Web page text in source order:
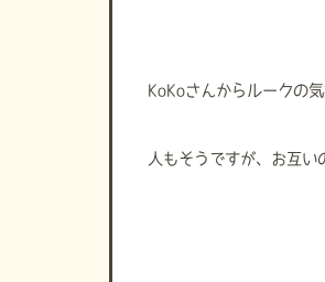
KoKoさんからルークの
人もそうですが、お互い